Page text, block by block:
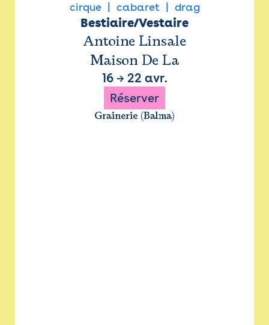
cirque cabaret drag
Bestiaire/Vestaire
Antoine Linsale
Maison De La
16→ 22 avr.
Réserver
Grainerie (Balma)